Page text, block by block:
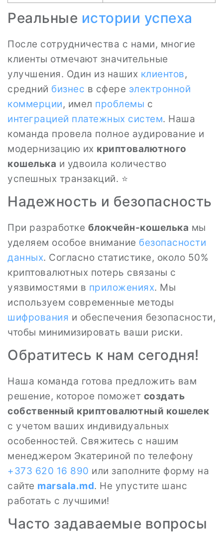
Реальные истории успеха
После сотрудничества с нами, многие
клиенты отмечают значительные
улучшения. Один из наших клиентов,
средний бизнес в сфере электронной
коммерции, имел проблемы с
интеграцией платежных систем. Наша
команда провела полное аудирование и
модернизацию их криптовалютного
кошелька и удвоила количество
успешных транзакций. ⭐
Надежность и безопасность
При разработке блокчейн-кошелька мы
уделяем особое внимание безопасности
данных. Согласно статистике, около 50%
криптовалютных потерь связаны с
уязвимостями в приложениях. Мы
используем современные методы
шифрования и обеспечения безопасности,
чтобы минимизировать ваши риски.
Обратитесь к нам сегодня!
Наша команда готова предложить вам
решение, которое поможет создать
собственный криптовалютный кошелек
с учетом ваших индивидуальных
особенностей. Свяжитесь с нашим
менеджером Экатериной по телефону
+373 620 16 890 или заполните форму на
сайте marsala.md. Не упустите шанс
работать с лучшими!
Часто задаваемые вопросы